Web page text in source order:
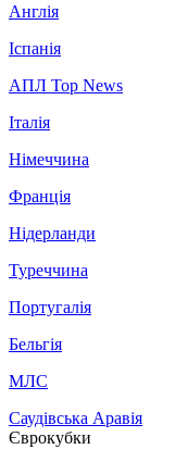
Англія
Іспанія
АПЛ Top News
Італія
Німеччина
Франція
Нідерланди
Туреччина
Португалія
Бельгія
МЛС
Саудівська Аравія
Єврокубки